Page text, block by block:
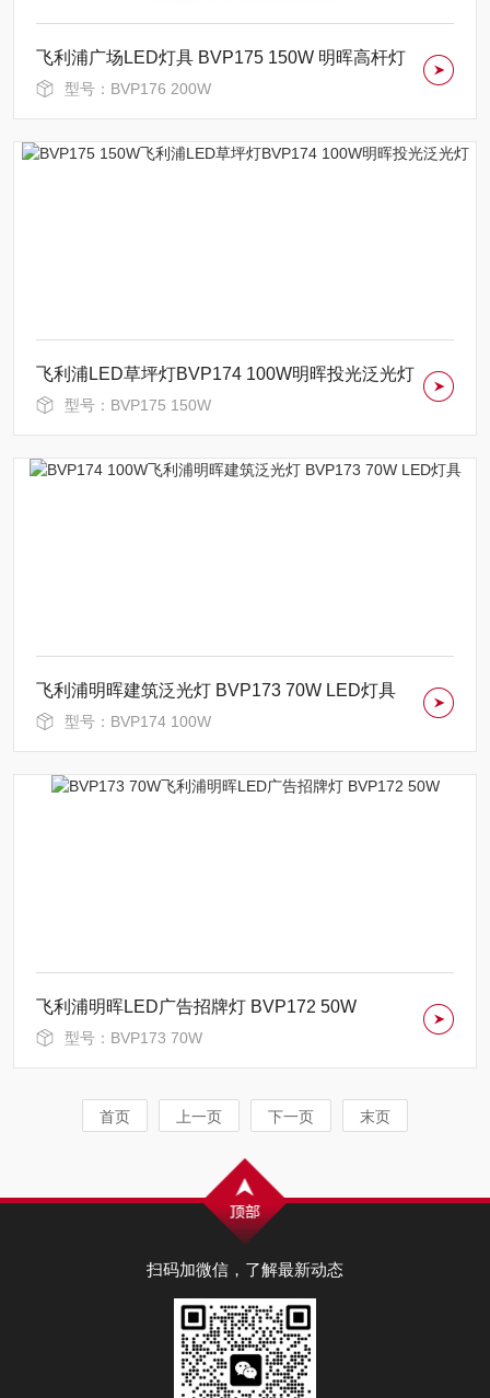
飞利浦广场LED灯具 BVP175 150W 明晖高杆灯
型号：BVP176 200W
飞利浦LED草坪灯BVP174 100W明晖投光泛光灯
型号：BVP175 150W
飞利浦明晖建筑泛光灯 BVP173 70W LED灯具
型号：BVP174 100W
飞利浦明晖LED广告招牌灯 BVP172 50W
型号：BVP173 70W
首页 上一页 下一页 末页
扫码加微信，了解最新动态